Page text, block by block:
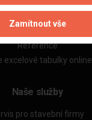
Reference
excelové tabulky online
Naše služby
pro stavební firmy
Zamítnout vše